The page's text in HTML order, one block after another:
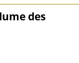
des